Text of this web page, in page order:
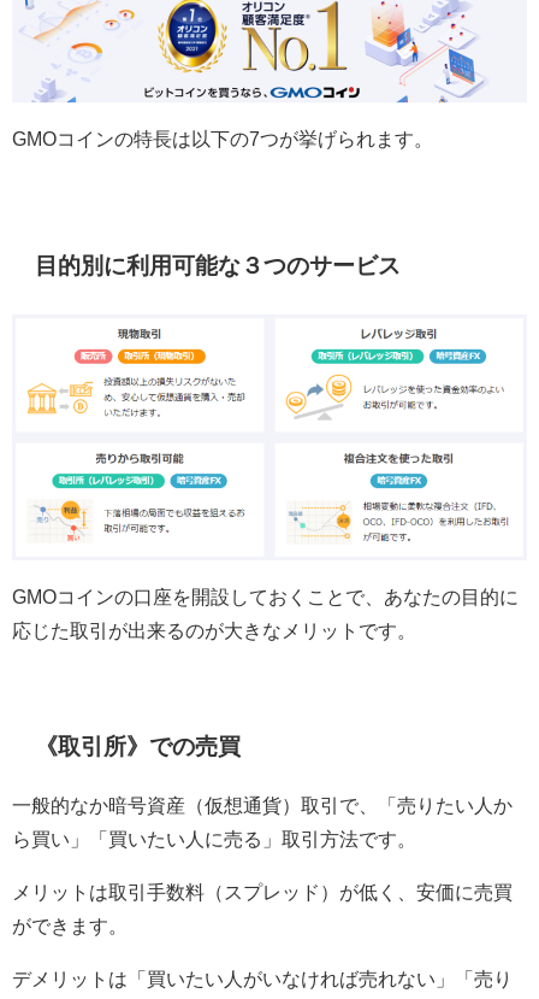
GMOコインの特長は以下の7つが挙げられます。
目的別に利用可能な３つのサービス
GMOコインの口座を開設しておくことで、あなたの目的に
応じた取引が出来るのが大きなメリットです。
《取引所》での売買
一般的なか暗号資産（仮想通貨）取引で、「売りたい人か
ら買い」「買いたい人に売る」取引方法です。
メリットは取引手数料（スプレッド）が低く、安価に売買
ができます。
デメリットは「買いたい人がいなければ売れない」「売り